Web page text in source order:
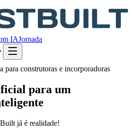
IAJornada
para construtoras e incorporadoras
para um
já é realidade!